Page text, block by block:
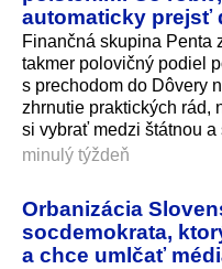
automaticky prejsť
Finančná skupina Penta
takmer polovičný podiel
s prechodom do Dôvery
zhrnutie praktických rád,
si vybrať medzi štátnou
minulý týždeň
Orbanizácia
socdemokrata,
a chce umlčať